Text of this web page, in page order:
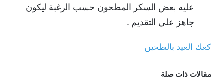
عليه بعض السكر المطحون حسب الرغبة ليكون
جاهز علي التقديم .
كعك العيد بالطحين
مقالات ذات صلة